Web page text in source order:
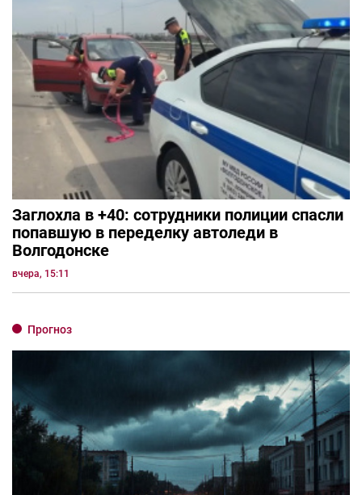
Заглохла в +40: сотрудники полиции спасли
попавшую в переделку автоледи в
Волгодонске
вчера, 15:11
Прогноз